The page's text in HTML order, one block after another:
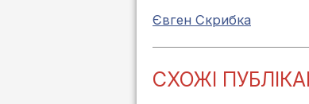
Євген Скрибка
СХОЖІ